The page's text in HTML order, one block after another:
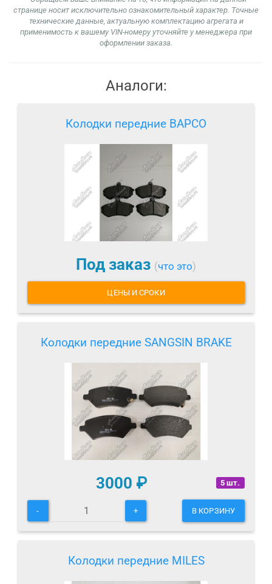
странице носит исключительно ознакомительный характер. Точные
технические данные, актуальную комплектацию агрегата и
применимость к вашему VIN-номеру уточняйте у менеджера при
оформлении заказа.
Аналоги:
Колодки передние BAPCO
Под заказ (что это)
ЦЕНЫ И СРОКИ
Колодки передние SANGSIN BRAKE
5 шт.
3000 ₽
- + В КОРЗИНУ
Колодки передние MILES